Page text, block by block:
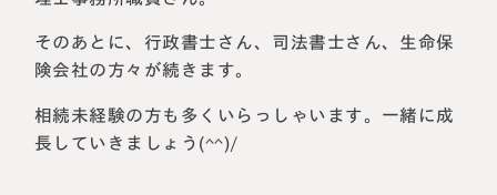
そのあとに、行政書士さん、司法書士さん、生命保
険会社の方々が続きます。
相続未経験の方も多くいらっしゃいます。一緒に成
長していきましょう(^^)/